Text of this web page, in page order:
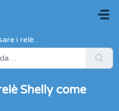
come timer?
Shelly come